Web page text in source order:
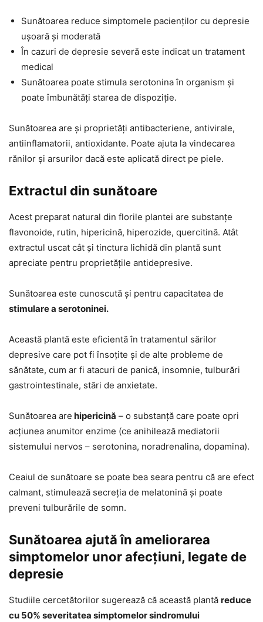
Sunătoarea reduce simptomele pacienților cu depresie
ușoară și moderată
În cazuri de depresie severă este indicat un tratament
medical
Sunătoarea poate stimula serotonina în organism și
poate îmbunătăți starea de dispoziție.
Sunătoarea are și proprietăți antibacteriene, antivirale,
antiinflamatorii, antioxidante. Poate ajuta la vindecarea
rănilor și arsurilor dacă este aplicată direct pe piele.
Extractul din sunătoare
Acest preparat natural din florile plantei are substanțe
flavonoide, rutin, hipericină, hiperozide, quercitină. Atât
extractul uscat cât și tinctura lichidă din plantă sunt
apreciate pentru proprietățile antidepresive.
Sunătoarea este cunoscută și pentru capacitatea de
stimulare a serotoninei.
Această plantă este eficientă în tratamentul sărilor
depresive care pot fi însoțite și de alte probleme de
sănătate, cum ar fi atacuri de panică, insomnie, tulburări
gastrointestinale, stări de anxietate.
Sunătoarea are hipericină – o substanță care poate opri
acțiunea anumitor enzime (ce anihilează mediatorii
sistemului nervos – serotonina, noradrenalina, dopamina).
Ceaiul de sunătoare se poate bea seara pentru că are efect
calmant, stimulează secreția de melatonină și poate
preveni tulburările de somn.
Sunătoarea ajută în ameliorarea
simptomelor unor afecțiuni, legate de
depresie
Studiile cercetătorilor sugerează că această plantă reduce
cu 50% severitatea simptomelor sindromului